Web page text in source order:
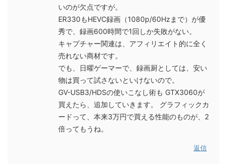
いのが欠点ですが。
ER330もHEVC録画（1080p/60Hzまで）が優
秀で、録画600時間で1回しか失敗がない。
キャプチャー関連は、アフィリエイト的に全く
売れない商材です。
でも、日曜ゲーマーで、録画厨としては、安い
物は買って試さないといけないので。
GV-USB3/HDSの使いこなし術も GTX3060が
買えたら、追加していきます。 グラフィックカ
ードって、本来3万円で買える性能のものが、2
倍ってもうね。
返信